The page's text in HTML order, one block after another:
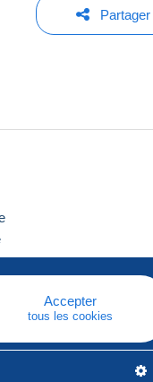
Partager
Accepter
tous les cookies